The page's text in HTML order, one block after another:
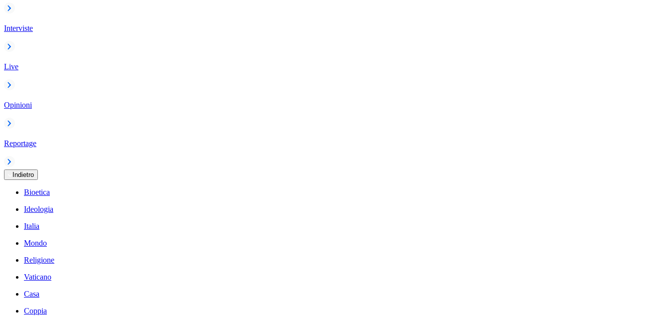
Interviste
Live
Opinioni
Reportage
Indietro
Bioetica
Ideologia
Italia
Mondo
Religione
Vaticano
Casa
Coppia